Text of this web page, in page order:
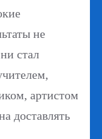
не
стал
артистом
доставлять